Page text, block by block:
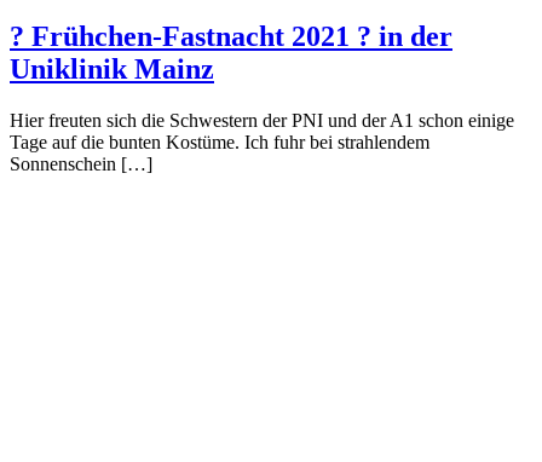
? Frühchen-Fastnacht 2021 ? in der
Uniklinik Mainz
Hier freuten sich die Schwestern der PNI und der A1 schon einige
Tage auf die bunten Kostüme. Ich fuhr bei strahlendem
Sonnenschein […]